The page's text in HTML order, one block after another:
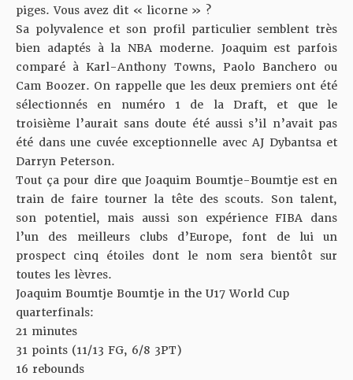
piges. Vous avez dit « licorne » ?
Sa polyvalence et son profil particulier semblent très
bien adaptés à la NBA moderne. Joaquim est parfois
comparé à Karl-Anthony Towns, Paolo Banchero ou
Cam Boozer. On rappelle que les deux premiers ont été
sélectionnés en numéro 1 de la Draft, et que le
troisième l’aurait sans doute été aussi s’il n’avait pas
été dans une cuvée exceptionnelle avec AJ Dybantsa et
Darryn Peterson.
Tout ça pour dire que Joaquim Boumtje-Boumtje est en
train de faire tourner la tête des scouts. Son talent,
son potentiel, mais aussi son expérience FIBA dans
l’un des meilleurs clubs d’Europe, font de lui un
prospect cinq étoiles dont le nom sera bientôt sur
toutes les lèvres.
Joaquim Boumtje Boumtje in the U17 World Cup
quarterfinals:
21 minutes
31 points (11/13 FG, 6/8 3PT)
16 rebounds